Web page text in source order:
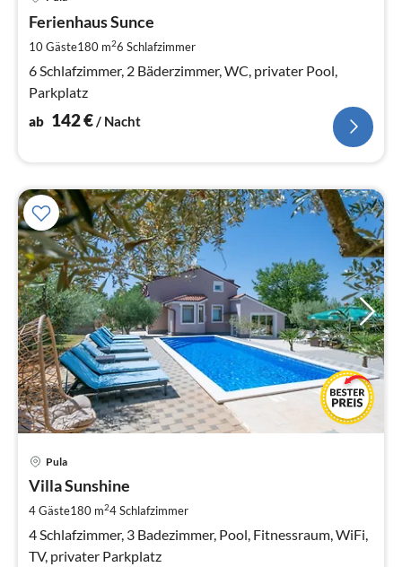
Ferienhaus Sunce
10 Gäste180 m26 Schlafzimmer
6 Schlafzimmer, 2 Bäderzimmer, WC, privater Pool,
Parkplatz
ab 142€/ Nacht
Pula
Villa Sunshine
4 Gäste180 m24Schlafzimmer
4 Schlafzimmer, 3 Badezimmer, Pool, Fitnessraum, WiFi,
TV, privater Parkplatz